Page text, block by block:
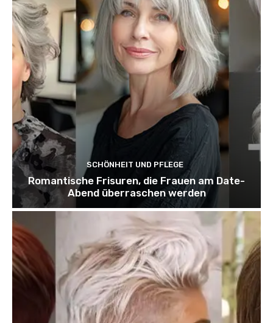
SCHÖNHEIT UND PFLEGE
Romantische Frisuren, die Frauen am Date-
Abend überraschen werden